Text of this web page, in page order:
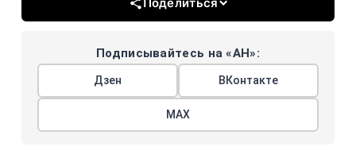
Поделиться
Подписывайтесь на «АН»:
Дзен ВКонтакте
МАХ